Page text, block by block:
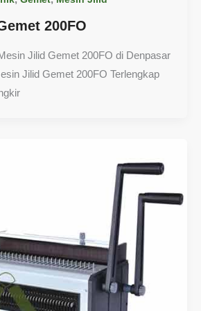
200FO
Jilid Gemet 200FO di Denpasar
Jilid Gemet 200FO Terlengkap